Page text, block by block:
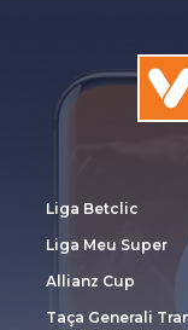
Liga Betclic
Liga Meu Super
Allianz Cup
Taça Generali